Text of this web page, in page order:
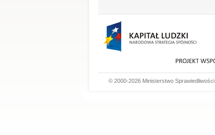
© 2000-2026 Ministerstwo Sprawiedliwości